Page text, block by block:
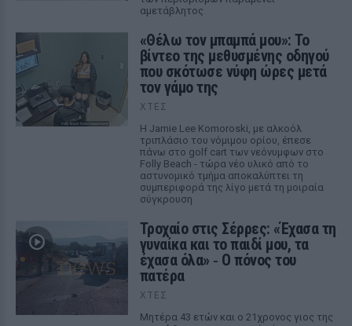
αμετάβλητος
«Θέλω τον μπαμπά μου»: Το
βίντεο της μεθυσμένης οδηγού
που σκότωσε νύφη ώρες μετά
τον γάμο της
ΧΤΕΣ
Η Jamie Lee Komoroski, με αλκοόλ
τριπλάσιο του νόμιμου ορίου, έπεσε
πάνω στο golf cart των νεόνυμφων στο
Folly Beach - τώρα νέο υλικό από το
αστυνομικό τμήμα αποκαλύπτει τη
συμπεριφορά της λίγο μετά τη μοιραία
σύγκρουση
Τροχαίο στις Σέρρες: «Έχασα τη
γυναίκα και το παιδί μου, τα
έχασα όλα» ‑ Ο πόνος του
πατέρα
ΧΤΕΣ
Μητέρα 43 ετών και ο 21χρονος γιος της